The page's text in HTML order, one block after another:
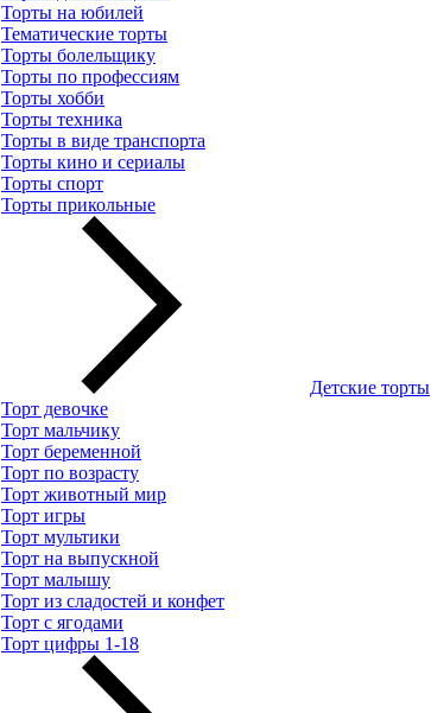
Торты на юбилей
Тематические торты
Торты болельщику
Торты по профессиям
Торты хобби
Торты техника
Торты в виде транспорта
Торты кино и сериалы
Торты спорт
Торты прикольные
Детские торты
Торт девочке
Торт мальчику
Торт беременной
Торт по возрасту
Торт животный мир
Торт игры
Торт мультики
Торт на выпускной
Торт малышу
Торт из сладостей и конфет
Торт с ягодами
Торт цифры 1-18